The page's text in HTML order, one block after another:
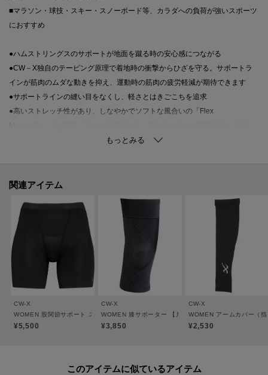
■マラソン・球技・スキー・スノーボード等、カラダへの負荷が強いスポーツ
におすすめ
●ハムストリングスのサポートが地面を蹴る時の安心感につながる
●CW－X独自のテーピング原理で着地時の衝撃からひざを守る。サポートラ
インが筋肉のムダな動きを抑え、運動時の筋肉の疲労軽減が期待できます
●サポートラインの縫い目をなくし、軽さとはきごこちを追求
●高いストレッチ性があり、しなやかでソフトな風合いの「Flex
ヨコ・ナナメ全方向均一に伸びる8WAYストレッチなので、動きやすい。
・ウエスト：薄くフラットなゴムを使用
・コイン入れポケット付き
・すそ：フリーなカッティング始末ですっきり。ひびきにくく、しめつけを
感じにくい
・DRカラーは左腰上部にロゴがあり、ロゴが目立ちにくいデザイン
・ロング（足首丈）／はきこみ丈：ジャストウエスト
※塩素に弱い素材のためプールでは使用できません
関連アイテム
CW-X
WOMEN 股関節サポート スパッツ 【大谷翔平愛用モデル】 BCY101
¥5,500
CW-X
WOMEN 膝サポーター 【片足用】 ひざの負荷を軽減
¥3,850
CW-X
WOMEN アームカバー（
¥2,530
このアイテムに似ているアイテム